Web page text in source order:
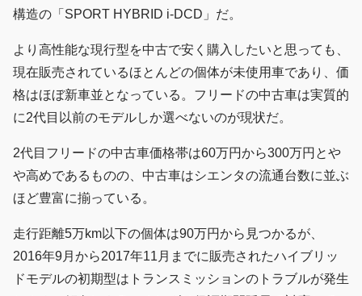
構造の「SPORT HYBRID i-DCD」だ。
より高性能な現行型を中古で安く購入したいと思っても、
現在販売されているほとんどの個体が未使用車であり、価
格はほぼ新車並となっている。フリードの中古車は実質的
に2代目以前のモデルしか選べないのが現状だ。
2代目フリードの中古車価格帯は60万円から300万円とや
や高めであるものの、中古車はシエンタの流通台数に並ぶ
ほど豊富に揃っている。
走行距離5万km以下の個体は90万円から見つかるが、
2016年9月から2017年11月までに販売されたハイブリッ
ドモデルの初期型はトランスミッションのトラブルが発生